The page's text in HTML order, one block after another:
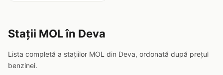
Stații MOL în Deva
Lista completă a stațiilor MOL din Deva, ordonată după prețul
benzinei.